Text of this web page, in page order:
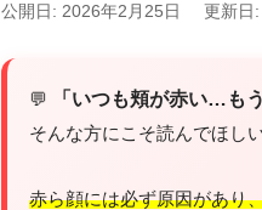
公開日: 2026年2月25日 更新日
💬
「いつも頬が赤い…も
そんな方にこそ読んでほし
赤ら顔には必ず原因があり